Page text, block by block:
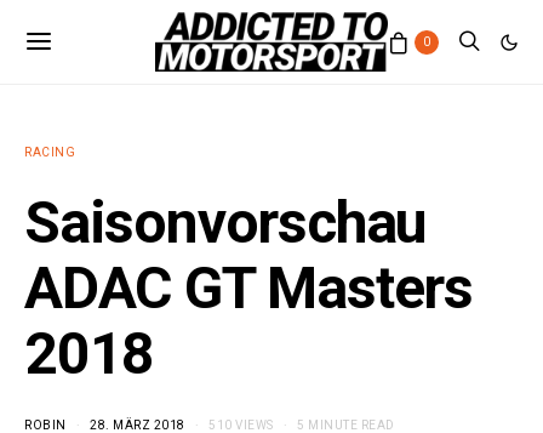
0
RACING
Saisonvorschau
ADAC GT Masters
2018
ROBIN 28. MÄRZ 2018 510 VIEWS 5 MINUTE READ